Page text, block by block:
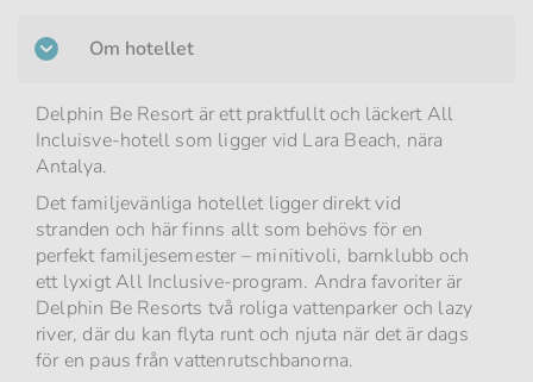
Om hotellet
Delphin Be Resort är ett praktfullt och läckert All
Incluisve-hotell som ligger vid Lara Beach, nära
Antalya.
Det familjevänliga hotellet ligger direkt vid
stranden och här finns allt som behövs för en
perfekt familjesemester – minitivoli, barnklubb och
ett lyxigt All Inclusive-program. Andra favoriter är
Delphin Be Resorts två roliga vattenparker och lazy
river, där du kan flyta runt och njuta när det är dags
för en paus från vattenrutschbanorna.